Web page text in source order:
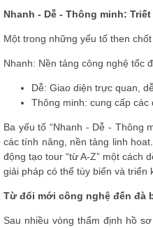
Nhanh - Dễ - Thông minh:
Một trong những yếu tố then
Nhanh: Nền tảng công nghệ tốc
Dễ: Giao diện trực quan,
Thông minh: cung cấp
Ba yếu tố “Nhanh - Dễ - Thông
các tính năng, nền tảng linh
động tạo tour “từ A-Z” một cách
giải pháp có thể tùy biến và
Từ đổi mới công nghệ đến đà
Sau nhiều vòng thẩm định hồ